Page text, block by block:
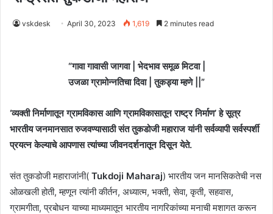
vskdesk April 30, 2023 1,619 2 minutes read
“गावा गावासी जागवा | भेदभाव समूळ मिटवा |
उजळा ग्रामोन्नतिचा दिवा | तुकड्या म्हणे ||”
‘व्यक्ती निर्माणातून ग्रामविकास आणि ग्रामविकासातून राष्ट्र निर्माण’ हे सूत्र
भारतीय जनमानसात रुजवण्यासाठी संत तुकडोजी महाराज यांनी सर्वव्यापी सर्वस्पर्शी
प्रयत्न केल्याचे आपणास त्यांच्या जीवनदर्शनातून दिसून येते.
संत तुकडोजी महाराजांनी( Tukdoji Maharaj) भारतीय जन मानसिकतेची नस
ओळखली होती, म्हणून त्यांनी कीर्तन, अध्यात्म, भक्ती, सेवा, कृती, सहवास,
ग्रामगीता, प्रबोधन याच्या माध्यमातून भारतीय नागरिकांच्या मनाची मशागत करून